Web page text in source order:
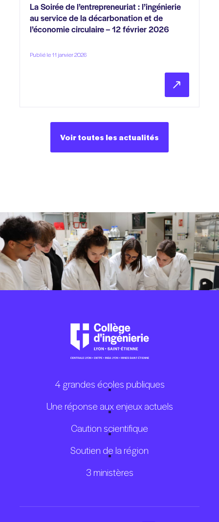
La Soirée de l’entrepreneuriat : l’ingénierie
au service de la décarbonation et de
l’économie circulaire – 12 février 2026
Publié le 11 janvier 2026
Voir toutes les actualités
4 grandes écoles publiques
Une réponse aux enjeux actuels
Caution scientifique
Soutien de la région
3 ministères